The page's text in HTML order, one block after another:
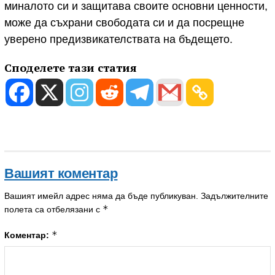
миналото си и защитава своите основни ценности,
може да съхрани свободата си и да посрещне
уверено предизвикателствата на бъдещето.
Споделете тази статия
Вашият коментар
Вашият имейл адрес няма да бъде публикуван. Задължителните
полета са отбелязани с *
Коментар: *